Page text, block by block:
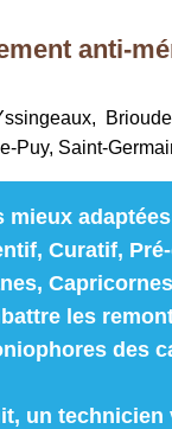
anti-
Puy, Saint-
Curatif,
les
des
, un technicien